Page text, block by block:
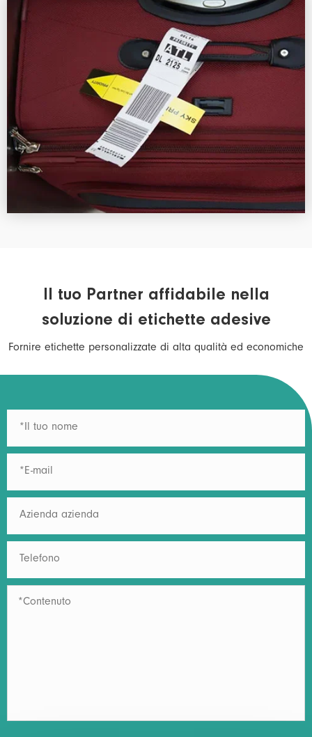
Il tuo Partner affidabile nella
soluzione di etichette adesive
Fornire etichette personalizzate di alta qualità ed economiche